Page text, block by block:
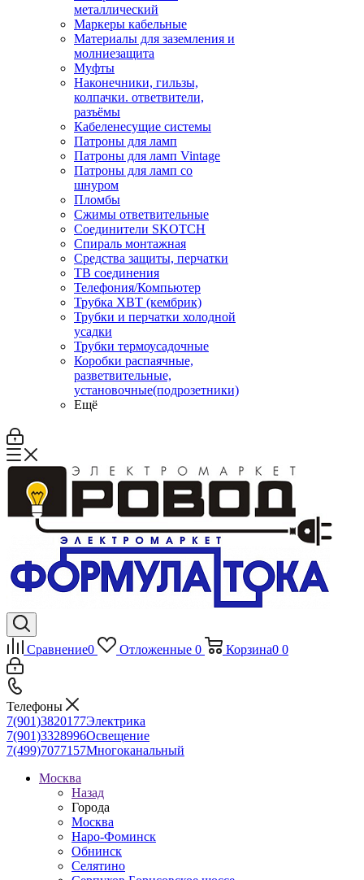
металлический
Маркеры кабельные
Материалы для заземления и
молниезащита
Муфты
Наконечники, гильзы,
колпачки. ответвители,
разъёмы
Кабеленесущие системы
Патроны для ламп
Патроны для ламп Vintage
Патроны для ламп со
шнуром
Пломбы
Сжимы ответвительные
Соединители SKOTCH
Спираль монтажная
Средства защиты, перчатки
ТВ соединения
Телефония/Компьютер
Трубка ХВТ (кембрик)
Трубки и перчатки холодной
усадки
Трубки термоусадочные
Коробки распаячные,
разветвительные,
установочные(подрозетники)
Ещё
Сравнение0 Отложенные 0 Корзина0 0
Телефоны
7(901)3820177Электрика
7(901)3328996Освещение
7(499)7077157Многоканальный
Москва
Назад
Города
Москва
Наро-Фоминск
Обнинск
Селятино